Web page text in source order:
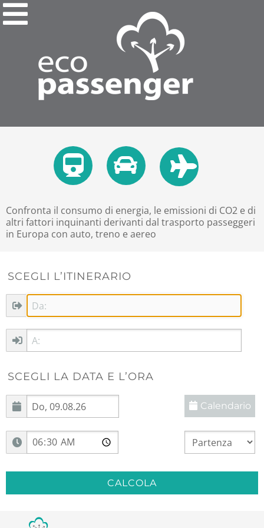
Confronta il consumo di energia, le emissioni di CO2 e di
altri fattori inquinanti derivanti dal trasporto passeggeri
in Europa con auto, treno e aereo
SCEGLI L’ITINERARIO
SCEGLI LA DATA E L’ORA
Calendario
CALCOLA